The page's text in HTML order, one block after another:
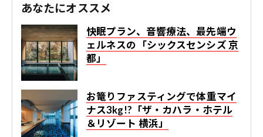
あなたにオススメ
快眠プラン、音響療法、最先端ウ
ェルネスの「シックスセンシズ 京
都」
お篭りファスティングで体重マイ
ナス3kg!?「ザ・カハラ・ホテル
＆リゾート 横浜」